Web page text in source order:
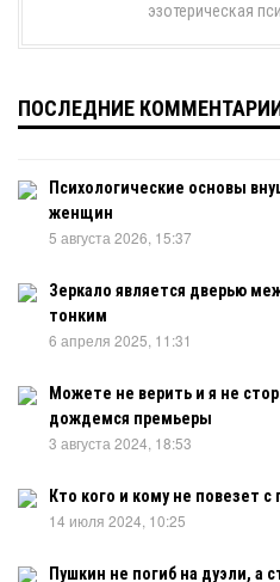
эзотерическая
ПОСЛЕДНИЕ
Психологические основы
женщин
5 августа 2026, 15:37
Зеркало является дверью
тонким
6 апреля 2025, 11:31
Можете не верить и я не
дождемся премьеры
3 августа 2024, 18:53
Кто кого и кому не повезет
14 июля 2024, 10:25
Пушкин не погиб на дуэли, а